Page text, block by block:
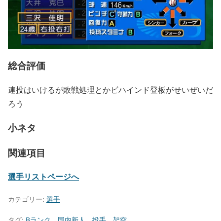
総合評価
連投はいけるが敗戦処理とかビハインド登板がせいぜいだ
ろう
小ネタ
関連項目
選手リストページへ
カテゴリー: 選手